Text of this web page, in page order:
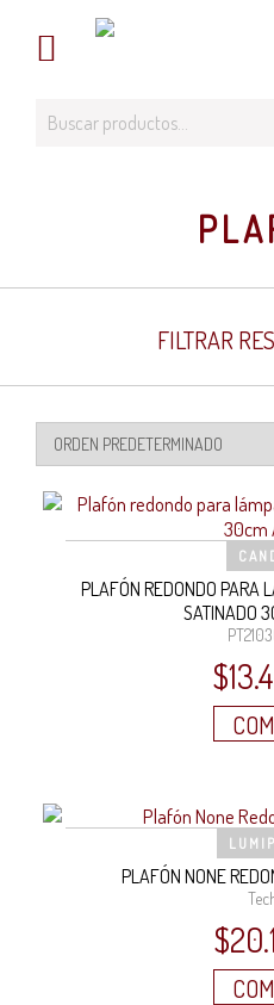
FILTRAR
PLAFÓN REDONDO PARA
SATINADO
$
PLAFÓN NONE
$